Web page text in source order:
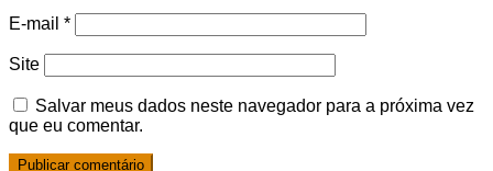
E-mail *
Site
Salvar meus dados neste navegador para a próxima vez
que eu comentar.